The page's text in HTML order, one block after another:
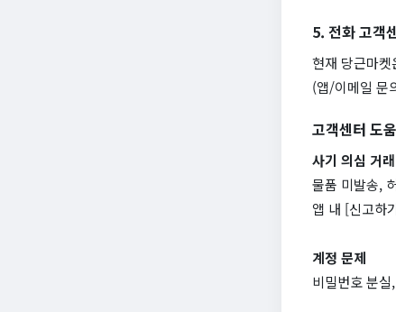
5. 전화 고객
현재 당근마
(앱/이메일 문
고객센터 도
사기 의심 거래
물품 미발송,
앱 내 [신고하
계정 문제
비밀번호 분